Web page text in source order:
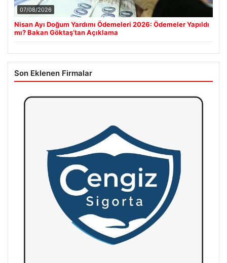
07/08/2026
Nisan Ayı Doğum Yardımı Ödemeleri 2026: Ödemeler Yapıldı
mı? Bakan Göktaş’tan Açıklama
Son Eklenen Firmalar